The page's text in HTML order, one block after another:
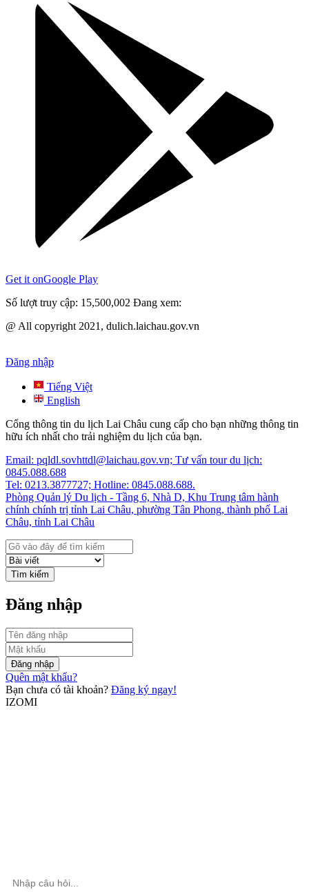
Get it onGoogle Play
Số lượt truy cập: 15,500,002 Đang xem:
@ All copyright 2021, dulich.laichau.gov.vn
Đăng nhập
Tiếng Việt
English
Cổng thông tin du lịch Lai Châu cung cấp cho bạn những thông tin
hữu ích nhất cho trải nghiệm du lịch của bạn.
Email: pqldl.sovhttdl@laichau.gov.vn; Tư vấn tour du lịch:
0845.088.688
Tel: 0213.3877727; Hotline: 0845.088.688.
Phòng Quản lý Du lịch - Tầng 6, Nhà D, Khu Trung tâm hành
chính chính trị tỉnh Lai Châu, phường Tân Phong, thành phố Lai
Châu, tỉnh Lai Châu
Tìm kiếm
Đăng nhập
Đăng nhập
Quên mật khẩu?
Bạn chưa có tài khoản? Đăng ký ngay!
IZOMI